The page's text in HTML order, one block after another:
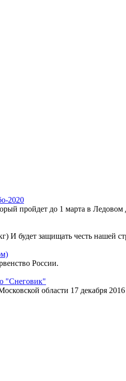
2020
пройдет до 1 марта в
И будет защищать честь нашей
России.
"Снеговик"
области 17 декабря